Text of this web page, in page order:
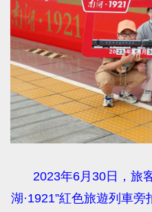
2023年6月30日，旅
湖·1921”紅色旅遊列車